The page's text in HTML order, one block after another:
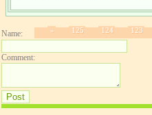
123
124
125
»
Name:
Comment: